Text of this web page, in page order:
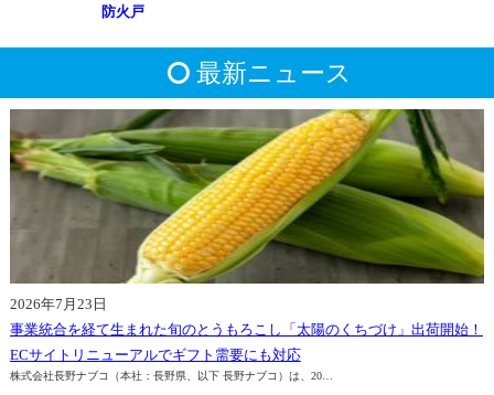
防火戸
オフィスビル 店舗・コンビニエンスストア
新築 リニューアル
最新ニュース
2026年7月23日
事業統合を経て生まれた旬のとうもろこし「太陽のくちづけ」出荷開始！
ECサイトリニューアルでギフト需要にも対応
株式会社長野ナブコ（本社：長野県、以下 長野ナブコ）は、20…